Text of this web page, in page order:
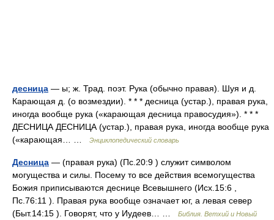
десница — ы; ж. Трад. поэт. Рука (обычно правая). Шуя и д.
Карающая д. (о возмездии). * * * десница (устар.), правая рука,
иногда вообще рука («карающая десница правосудия»). * * *
ДЕСНИЦА ДЕСНИЦА (устар.), правая рука, иногда вообще рука
(«карающая… …
Энциклопедический словарь
Десница — (правая рука) (Пс.20:9 ) служит символом
могущества и силы. Посему то все действия всемогущества
Божия приписываются деснице Всевышнего (Исх.15:6 ,
Пс.76:11 ). Правая рука вообще означает юг, а левая север
(Быт.14:15 ). Говорят, что у Иудеев… …
Библия. Ветхий и Новый